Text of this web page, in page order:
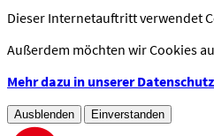
Dieser Internetauftritt verwendet
Außerdem möchten wir Cookies
Mehr dazu in unserer
Ausblenden Einverstanden